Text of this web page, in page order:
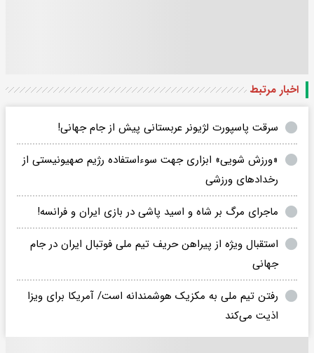
اخبار مرتبط
سرقت پاسپورت لژیونر عربستانی پیش از جام جهانی!
«ورزش ‌شویی» ابزاری جهت سوء‌استفاده رژیم صهیونیستی از
رخدادهای ورزشی
ماجرای مرگ بر شاه و اسید پاشی در بازی ایران و فرانسه!
استقبال ویژه از پیراهن حریف تیم ملی فوتبال ایران در جام
جهانی
رفتن تیم ملی به مکزیک هوشمندانه است/ آمریکا برای ویزا
اذیت می‌کند